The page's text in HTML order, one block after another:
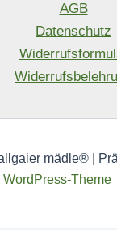
AGB
Datenschutz
mädle® |
WordPress-Theme